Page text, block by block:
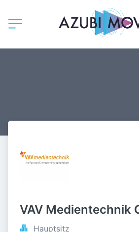
VAV Medientechnik
Hauptsitz